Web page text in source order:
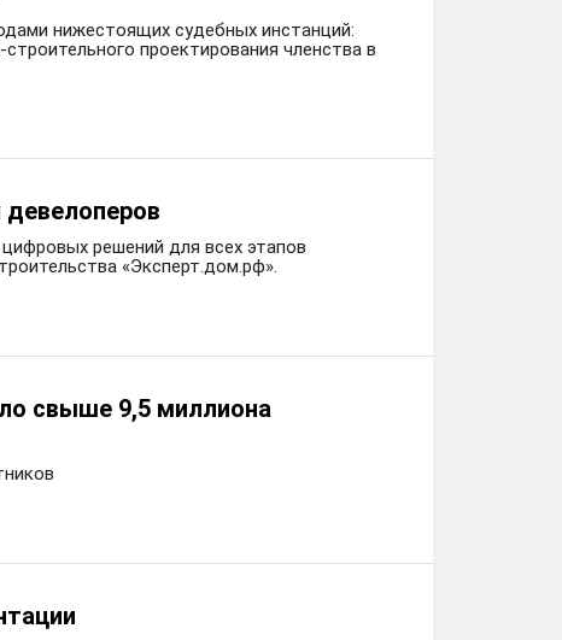
нижестоящих судебных инстанций:
проектирования членства в
решений для всех этапов
«Эксперт.дом.рф».
свыше 9,5 миллиона